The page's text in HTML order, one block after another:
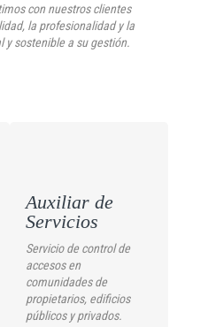
con nuestros clientes
la profesionalidad y la
y sostenible a su gestión.
Auxiliar de
Servicios
Servicio de control de
accesos en
comunidades de
propietarios, edificios
públicos y privados.